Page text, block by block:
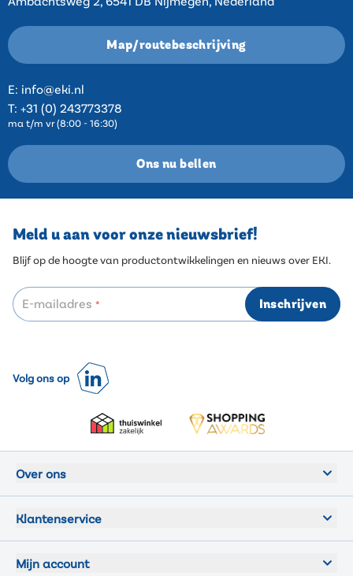
Map/routebeschrijving
E: info@eki.nl
T: +31 (0) 243773378
ma t/m vr (8:00 - 16:30)
Ons nu bellen
Meld u aan voor onze nieuwsbrief!
Blijf op de hoogte van productontwikkelingen en nieuws over EKI.
E-mailadres * Inschrijven
Volg ons op
Over ons
Klantenservice
Mijn account